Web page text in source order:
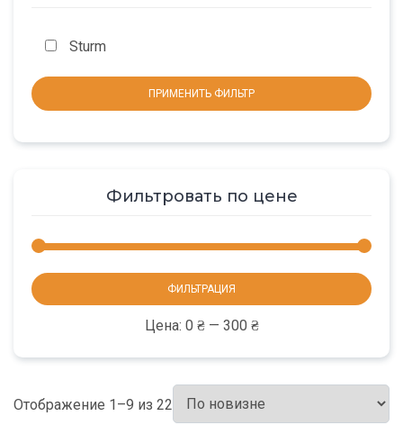
Sturm
ПРИМЕНИТЬ ФИЛЬТР
Фильтровать по цене
ФИЛЬТРАЦИЯ
Цена: 0 ₴— 300 ₴
Отображение 1–9 из 22